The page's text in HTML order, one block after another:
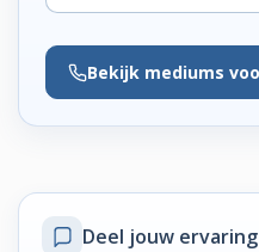
Bekijk mediums
Deel jouw ervaring